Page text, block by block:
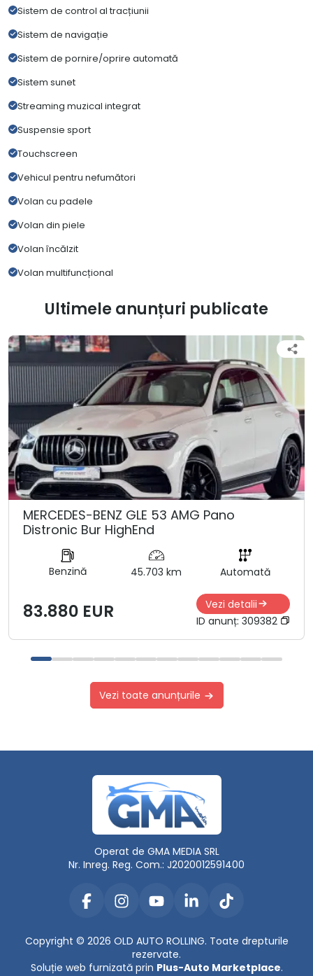
Sistem de control al tracțiunii
Sistem de navigație
Sistem de pornire/oprire automată
Sistem sunet
Streaming muzical integrat
Suspensie sport
Touchscreen
Vehicul pentru nefumători
Volan cu padele
Volan din piele
Volan încălzit
Volan multifuncțional
Ultimele anunțuri publicate
MERCEDES-BENZ GLE 53 AMG Pano
Distronic Bur HighEnd
Benzină 45.703 km Automată
83.880 EUR
Vezi detalii
ID anunț: 309382
Vezi toate anunțurile
Operat de GMA MEDIA SRL
Nr. Inreg. Reg. Com.: J2020012591400
Copyright © 2026 OLD AUTO ROLLING. Toate drepturile
rezervate.
Soluție web furnizată prin Plus-Auto Marketplace.